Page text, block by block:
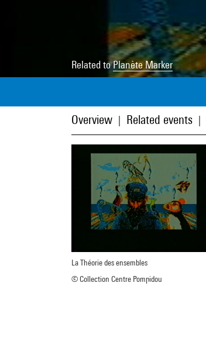
Related toPlanète Marker
Overview Related events
La Théorie des ensembles
© Collection Centre Pompidou